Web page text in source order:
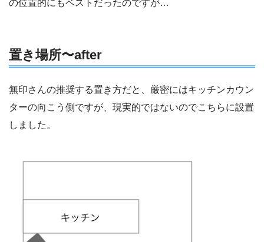
の位置的にもベストだったのですが…
置き場所〜after
無印さんの推奨する置き方だと、厳密にはキッチンカウン
ターの向こう側ですが、現実的ではないのでこちらに設置
しました。